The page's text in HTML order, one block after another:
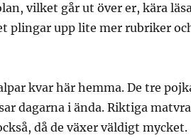
vilket går ut över er, kära
plingar upp lite mer rubriker
kvar här hemma. De tre
dagarna i ända. Riktiga
då de växer väldigt mycket.